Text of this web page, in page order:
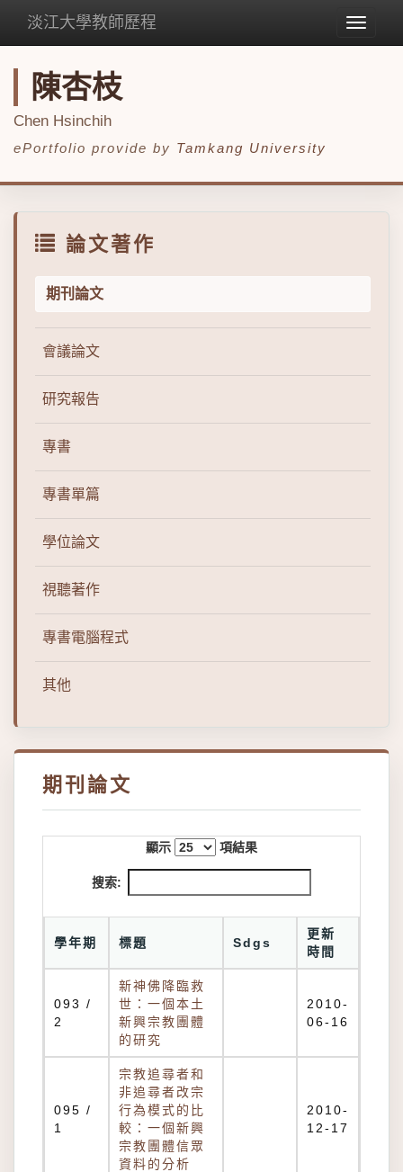
Toggle
淡江大學教師歷程
陳杏枝
Chen Hsinchih
ePortfolio provide by Tamkang University
論文著作
期刊論文
會議論文
研究報告
專書
專書單篇
學位論文
視聽著作
專書電腦程式
其他
期刊論文
顯示 項結果
搜索:
學年期 標題 Sdgs
更新
時間
093 /
2
新神佛降臨救
世：一個本土
新興宗教團體
的研究
2010-
06-16
095 /
1
宗教追尋者和
非追尋者改宗
行為模式的比
較：一個新興
宗教團體信眾
資料的分析
2010-
12-17